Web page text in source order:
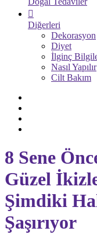
Diğerleri
Dekorasyon
Diyet
İlginç
Nasıl Yapılır
Cilt Bakım
8 Sene
Güzel
Şimdiki
Şaşırıyor